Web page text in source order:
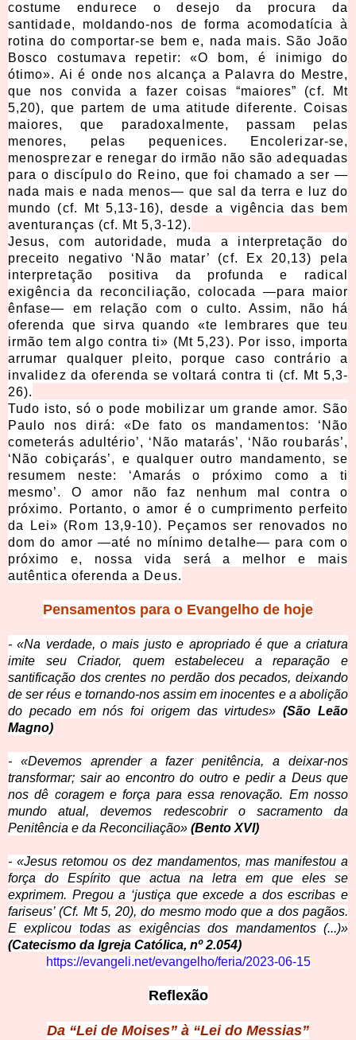
costume endurece o desejo da procura da
santidade, moldando-nos de forma acomodatícia à
rotina do comportar-se bem e, nada mais. São João
Bosco costumava repetir: «O bom, é inimigo do
ótimo». Ai é onde nos alcança a Palavra do Mestre,
que nos convida a fazer coisas “maiores” (cf. Mt
5,20), que partem de uma atitude diferente. Coisas
maiores, que paradoxalmente, passam pelas
menores, pelas pequenices. Encolerizar-se,
menosprezar e renegar do irmão não são adequadas
para o discípulo do Reino, que foi chamado a ser —
nada mais e nada menos— que sal da terra e luz do
mundo (cf. Mt 5,13-16), desde a vigência das bem
aventuranças (cf. Mt 5,3-12).
Jesus, com autoridade, muda a interpretação do
preceito negativo ‘Não matar’ (cf. Ex 20,13) pela
interpretação positiva da profunda e radical
exigência da reconciliação, colocada —para maior
ênfase— em relação com o culto. Assim, não há
oferenda que sirva quando «te lembrares que teu
irmão tem algo contra ti» (Mt 5,23). Por isso, importa
arrumar qualquer pleito, porque caso contrário a
invalidez da oferenda se voltará contra ti (cf. Mt 5,3-
26).
Tudo isto, só o pode mobilizar um grande amor. São
Paulo nos dirá: «De fato os mandamentos: ‘Não
cometerás adultério’, ‘Não matarás’, ‘Não roubarás’,
‘Não cobiçarás’, e qualquer outro mandamento, se
resumem neste: ‘Amarás o próximo como a ti
mesmo’. O amor não faz nenhum mal contra o
próximo. Portanto, o amor é o cumprimento perfeito
da Lei» (Rom 13,9-10). Peçamos ser renovados no
dom do amor —até no mínimo detalhe— para com o
próximo e, nossa vida será a melhor e mais
autêntica oferenda a Deus.
Pensamentos para o Evangelho de hoje
- «Na verdade, o mais justo e apropriado é que a criatura
imite seu Criador, quem estabeleceu a reparação e
santificação dos crentes no perdão dos pecados, deixando
de ser réus e tornando-nos assim em inocentes e a abolição
do pecado em nós foi origem das virtudes»(São Leão
Magno)
- «Devemos aprender a fazer penitência, a deixar-nos
transformar; sair ao encontro do outro e pedir a Deus que
nos dê coragem e força para essa renovação. Em nosso
mundo atual, devemos redescobrir o sacramento da
Penitência e da Reconciliação» (Bento XVI)
- «Jesus retomou os dez mandamentos, mas manifestou a
força do Espírito que actua na letra em que eles se
exprimem. Pregou a ‘justiça que excede a dos escribas e
fariseus’ (Cf. Mt 5, 20), do mesmo modo que a dos pagãos.
E explicou todas as exigências dos mandamentos (...)»
(Catecismo da Igreja Católica, nº 2.054)
https://evangeli.net/evangelho/feria/2023-06-15
Reflexão
Da “Lei de Moises” à “Lei do Messias”